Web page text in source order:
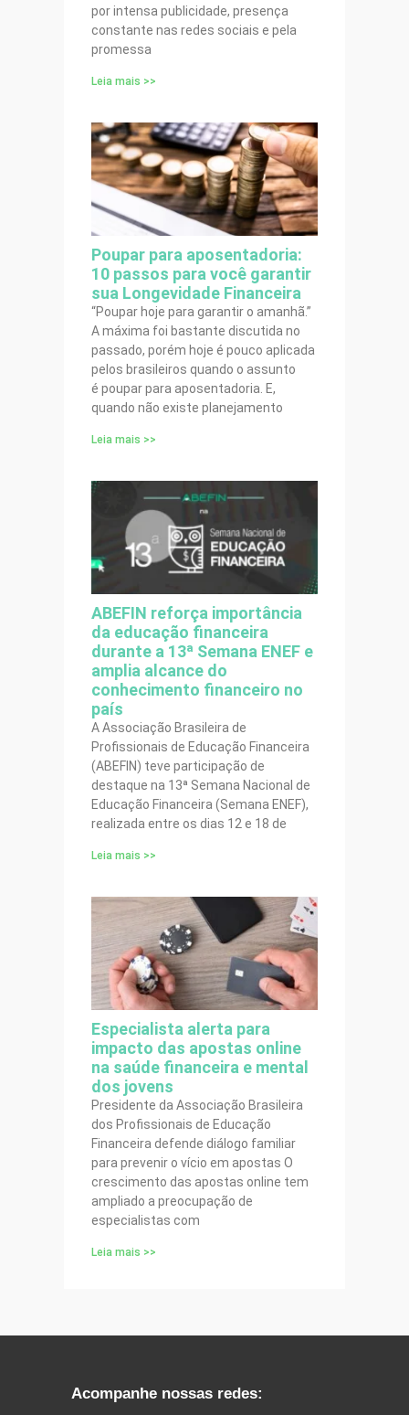
por intensa publicidade, presença
constante nas redes sociais e pela
promessa
Leia mais >>
Poupar para aposentadoria:
10 passos para você garantir
sua Longevidade Financeira
“Poupar hoje para garantir o amanhã.”
A máxima foi bastante discutida no
passado, porém hoje é pouco aplicada
pelos brasileiros quando o assunto
é poupar para aposentadoria. E,
quando não existe planejamento
Leia mais >>
ABEFIN reforça importância
da educação financeira
durante a 13ª Semana ENEF e
amplia alcance do
conhecimento financeiro no
país
A Associação Brasileira de
Profissionais de Educação Financeira
(ABEFIN) teve participação de
destaque na 13ª Semana Nacional de
Educação Financeira (Semana ENEF),
realizada entre os dias 12 e 18 de
Leia mais >>
Especialista alerta para
impacto das apostas online
na saúde financeira e mental
dos jovens
Presidente da Associação Brasileira
dos Profissionais de Educação
Financeira defende diálogo familiar
para prevenir o vício em apostas O
crescimento das apostas online tem
ampliado a preocupação de
especialistas com
Leia mais >>
Acompanhe nossas redes: